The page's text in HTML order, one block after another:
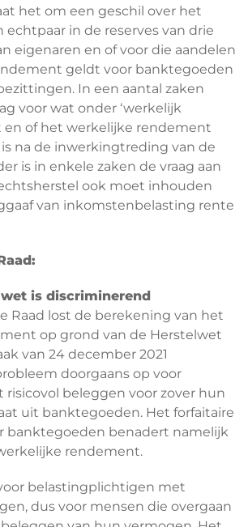
het om een geschil over het
echtpaar in de reserves van drie
eigenaren en of voor die aandelen
geldt voor banktegoeden
In een aantal zaken
voor wat onder ‘werkelijk
en of het werkelijke rendement
na de inwerkingtreding van de
is in enkele zaken de vraag aan
ook moet inhouden
van inkomstenbelasting rente
is discriminerend
Raad lost de berekening van het
op grond van de Herstelwet
van 24 december 2021
doorgaans op voor
risicovol beleggen voor zover hun
uit banktegoeden. Het forfaitaire
banktegoeden benadert namelijk
rendement.
belastingplichtigen met
dus voor mensen die overgaan